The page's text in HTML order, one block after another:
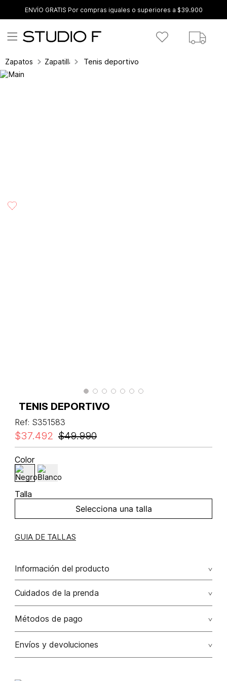
ENVÍO GRATIS Por compras iguales o superiores a $39.900
Zapatos Zapatillas Tenis deportivo
TENIS DEPORTIVO
Ref: S351583
$49.990
$37.492
Color
Talla
Selecciona una talla
GUIA DE TALLAS
Información del producto
100.00% /
Cuidados de la prenda
Métodos de pago
Tarjetas de crédito: Visa, Dinners, Master Card y American
Envíos y devoluciones